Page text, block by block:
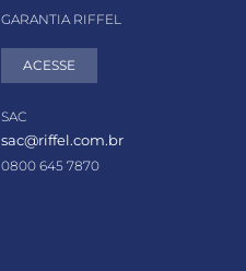
GARANTIA RIFFEL
ACESSE
SAC
sac@riffel.com.br
0800 645 7870